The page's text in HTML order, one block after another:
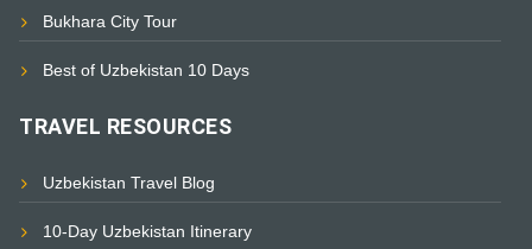
Bukhara City Tour
Best of Uzbekistan 10 Days
TRAVEL RESOURCES
Uzbekistan Travel Blog
10-Day Uzbekistan Itinerary